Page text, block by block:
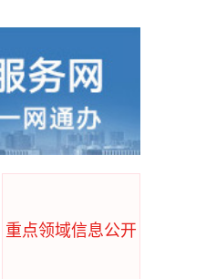
重点领域信息公开